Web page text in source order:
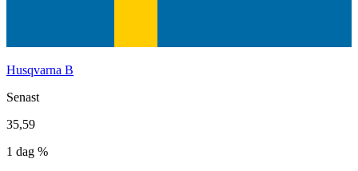
Husqvarna B
Senast
35,59
1 dag %